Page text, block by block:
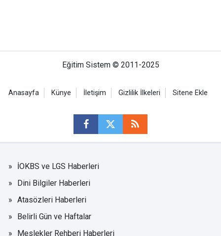
Eğitim Sistem © 2011-2025
Anasayfa Künye İletişim Gizlilik İlkeleri Sitene Ekle
İOKBS ve LGS Haberleri
Dini Bilgiler Haberleri
Atasözleri Haberleri
Belirli Gün ve Haftalar
Meslekler Rehberi Haberleri